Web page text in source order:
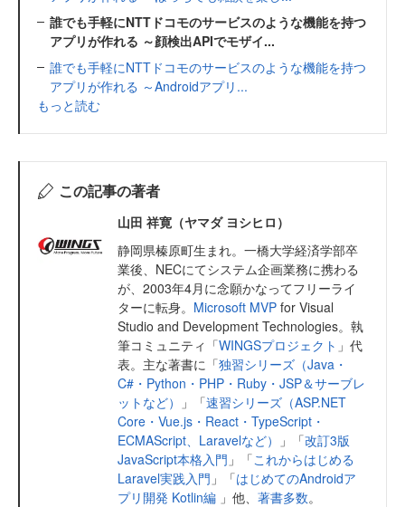
誰でも手軽にNTTドコモのサービスのような機能を持つ
アプリが作れる ～顔検出APIでモザイ...
誰でも手軽にNTTドコモのサービスのような機能を持つ
アプリが作れる ～Androidアプリ...
もっと読む
この記事の著者
山田 祥寛（ヤマダ ヨシヒロ）
静岡県榛原町生まれ。一橋大学経済学部卒
業後、NECにてシステム企画業務に携わる
が、2003年4月に念願かなってフリーライ
ターに転身。 Microsoft MVP for Visual
Studio and Development Technologies。執
筆コミュニティ「WINGSプロジェクト 」代
表。主な著書に「独習シリーズ（Java・
C#・Python・PHP・Ruby・JSP＆サーブレ
ットなど）
」「速習シリーズ（ASP.NET
Core・Vue.js・React・TypeScript・
ECMAScript、Laravelなど）
」「改訂3版
JavaScript本格入門 」「これからはじめる
Laravel実践入門 」「はじめてのAndroidア
プリ開発 Kotlin編 」他、 著書多数。